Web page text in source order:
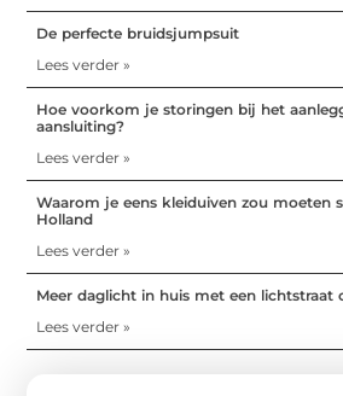
De perfecte bruidsjumpsuit
Lees verder »
Hoe voorkom je storingen bij het
aansluiting?
Lees verder »
Waarom je eens kleiduiven zou moeten
Holland
Lees verder »
Meer daglicht in huis met een lichtstraat
Lees verder »